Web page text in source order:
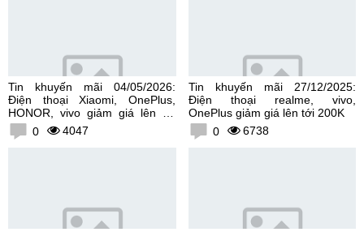
Tin khuyến mãi 04/05/2026:
Điện thoại Xiaomi, OnePlus,
HONOR, vivo giảm giá lên tới
300K0 4047
Tin khuyến mãi 27/12/2025:
Điện thoại realme, vivo,
OnePlus giảm giá lên tới 200K
0
6738